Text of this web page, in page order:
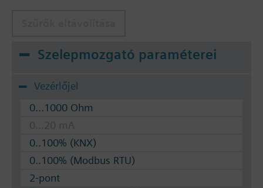
Szelepmozgató paraméterei
Vezérlőjel
0...1000 Ohm
0...20 mA
0..100% (KNX)
0..100% (Modbus RTU)
2-pont